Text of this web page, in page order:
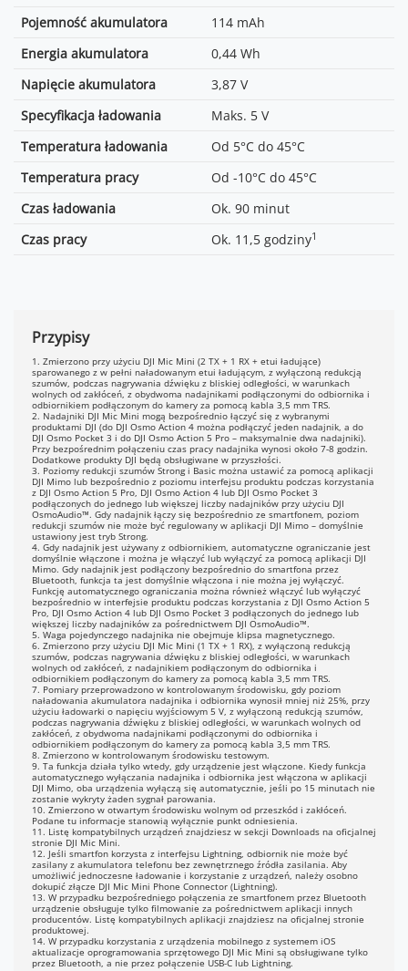
Pojemność akumulatora
114 mAh
Energia akumulatora
0,44 Wh
Napięcie akumulatora
3,87 V
Specyfikacja ładowania
Maks. 5 V
Temperatura ładowania
Od 5°C do 45°C
Temperatura pracy
Od -10°C do 45°C
Czas ładowania
Ok. 90 minut
Czas pracy
Ok. 11,5 godziny1
Od 5°C do 45°C
Od -10°C do 45°C
Ok. 100 minut
Ok. 10,5 godziny2
Przypisy
1. Zmierzono przy użyciu DJI Mic Mini (2 TX + 1 RX + etui ładujące)
sparowanego z w pełni naładowanym etui ładującym, z wyłączoną redukcją
szumów, podczas nagrywania dźwięku z bliskiej odległości, w warunkach
wolnych od zakłóceń, z obydwoma nadajnikami podłączonymi do odbiornika i
odbiornikiem podłączonym do kamery za pomocą kabla 3,5 mm TRS.
2. Nadajniki DJI Mic Mini mogą bezpośrednio łączyć się z wybranymi
produktami DJI (do DJI Osmo Action 4 można podłączyć jeden nadajnik, a do
DJI Osmo Pocket 3 i do DJI Osmo Action 5 Pro – maksymalnie dwa nadajniki).
Przy bezpośrednim połączeniu czas pracy nadajnika wynosi około 7-8 godzin.
Dodatkowe produkty DJI będą obsługiwane w przyszłości.
3. Poziomy redukcji szumów Strong i Basic można ustawić za pomocą aplikacji
DJI Mimo lub bezpośrednio z poziomu interfejsu produktu podczas korzystania
z DJI Osmo Action 5 Pro, DJI Osmo Action 4 lub DJI Osmo Pocket 3
podłączonych do jednego lub większej liczby nadajników przy użyciu DJI
OsmoAudio™. Gdy nadajnik łączy się bezpośrednio ze smartfonem, poziom
redukcji szumów nie może być regulowany w aplikacji DJI Mimo – domyślnie
ustawiony jest tryb Strong.
4. Gdy nadajnik jest używany z odbiornikiem, automatyczne ograniczanie jest
domyślnie włączone i można je włączyć lub wyłączyć za pomocą aplikacji DJI
Mimo. Gdy nadajnik jest podłączony bezpośrednio do smartfona przez
Bluetooth, funkcja ta jest domyślnie włączona i nie można jej wyłączyć.
Funkcję automatycznego ograniczania można również włączyć lub wyłączyć
bezpośrednio w interfejsie produktu podczas korzystania z DJI Osmo Action 5
Pro, DJI Osmo Action 4 lub DJI Osmo Pocket 3 podłączonych do jednego lub
większej liczby nadajników za pośrednictwem DJI OsmoAudio™.
5. Waga pojedynczego nadajnika nie obejmuje klipsa magnetycznego.
6. Zmierzono przy użyciu DJI Mic Mini (1 TX + 1 RX), z wyłączoną redukcją
szumów, podczas nagrywania dźwięku z bliskiej odległości, w warunkach
wolnych od zakłóceń, z nadajnikiem podłączonym do odbiornika i
odbiornikiem podłączonym do kamery za pomocą kabla 3,5 mm TRS.
7. Pomiary przeprowadzono w kontrolowanym środowisku, gdy poziom
naładowania akumulatora nadajnika i odbiornika wynosił mniej niż 25%, przy
użyciu ładowarki o napięciu wyjściowym 5 V, z wyłączoną redukcją szumów,
podczas nagrywania dźwięku z bliskiej odległości, w warunkach wolnych od
zakłóceń, z obydwoma nadajnikami podłączonymi do odbiornika i
odbiornikiem podłączonym do kamery za pomocą kabla 3,5 mm TRS.
8. Zmierzono w kontrolowanym środowisku testowym.
9. Ta funkcja działa tylko wtedy, gdy urządzenie jest włączone. Kiedy funkcja
automatycznego wyłączania nadajnika i odbiornika jest włączona w aplikacji
DJI Mimo, oba urządzenia wyłączą się automatycznie, jeśli po 15 minutach nie
zostanie wykryty żaden sygnał parowania.
10. Zmierzono w otwartym środowisku wolnym od przeszkód i zakłóceń.
Podane tu informacje stanowią wyłącznie punkt odniesienia.
11. Listę kompatybilnych urządzeń znajdziesz w sekcji Downloads na oficjalnej
stronie DJI Mic Mini.
12. Jeśli smartfon korzysta z interfejsu Lightning, odbiornik nie może być
zasilany z akumulatora telefonu bez zewnętrznego źródła zasilania. Aby
umożliwić jednoczesne ładowanie i korzystanie z urządzeń, należy osobno
dokupić złącze DJI Mic Mini Phone Connector (Lightning).
13. W przypadku bezpośredniego połączenia ze smartfonem przez Bluetooth
urządzenie obsługuje tylko filmowanie za pośrednictwem aplikacji innych
producentów. Listę kompatybilnych aplikacji znajdziesz na oficjalnej stronie
produktowej.
14. W przypadku korzystania z urządzenia mobilnego z systemem iOS
aktualizacje oprogramowania sprzętowego DJI Mic Mini są obsługiwane tylko
przez Bluetooth, a nie przez połączenie USB-C lub Lightning.